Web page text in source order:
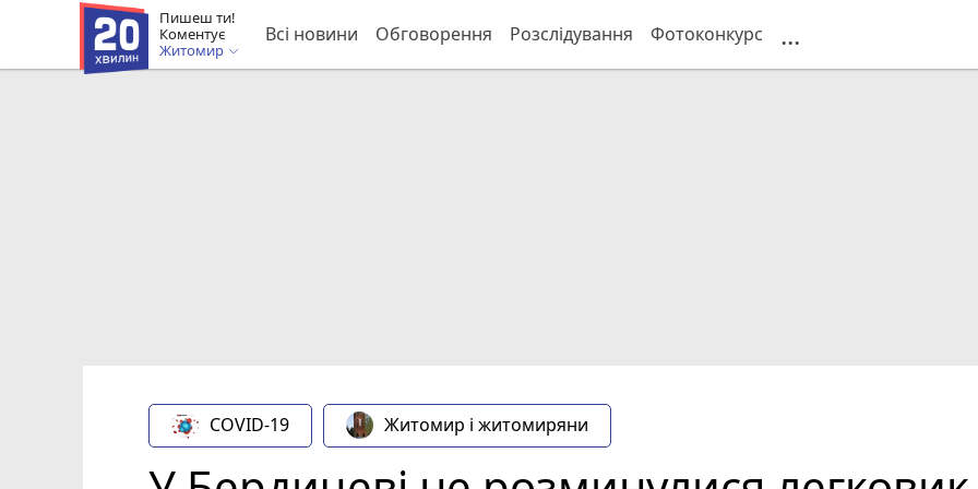
Пишеш ти!
Коментує
Житомир
Всі новини Обговорення Розслідування Фотоконкурс ...
COVID-19 Житомир і житомиряни